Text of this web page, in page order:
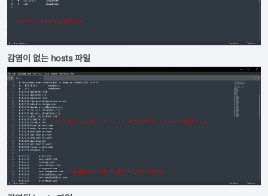
감염이 없는 hosts 파일